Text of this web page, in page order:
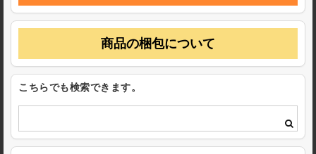
商品の梱包について
こちらでも検索できます。